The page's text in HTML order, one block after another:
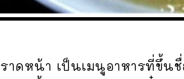
ราดหน้า เป็นเมนูอาหารที่ขึ้น